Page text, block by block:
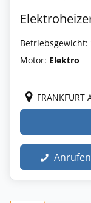
Betriebsgewicht:
Motor: Elektro
FRANKFURT
Anrufen